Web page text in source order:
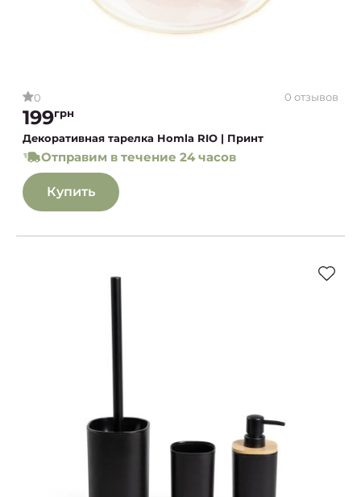
0 0 отзывов
199грн
Декоративная тарелка Homla RIO | Принт
Отправим в течение 24 часов
Купить